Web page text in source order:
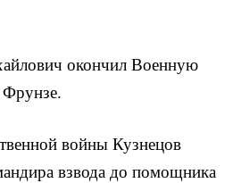
окончил Военную
войны Кузнецов
взвода до помощника